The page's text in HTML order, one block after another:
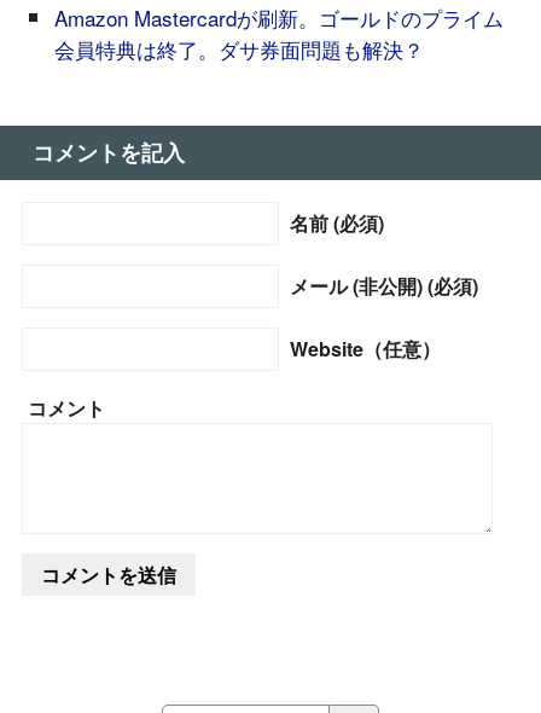
Amazon Mastercardが刷新。ゴールドのプライム
会員特典は終了。ダサ券面問題も解決？
コメントを記入
名前 (必須)
メール (非公開) (必須)
Website（任意）
コメント